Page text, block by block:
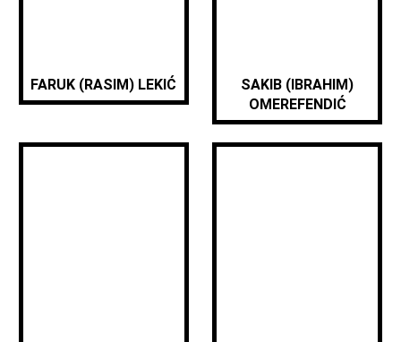
FARUK (RASIM) LEKIĆ
SAKIB (IBRAHIM)
OMEREFENDIĆ